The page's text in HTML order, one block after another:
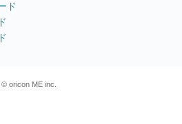
ド
© oricon ME inc.